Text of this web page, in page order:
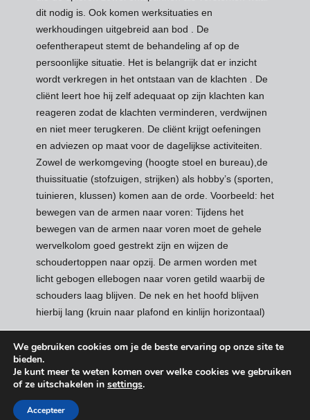
dit nodig is. Ook komen werksituaties en
werkhoudingen uitgebreid aan bod . De
oefentherapeut stemt de behandeling af op de
persoonlijke situatie. Het is belangrijk dat er inzicht
wordt verkregen in het ontstaan van de klachten . De
cliënt leert hoe hij zelf adequaat op zijn klachten kan
reageren zodat de klachten verminderen, verdwijnen
en niet meer terugkeren. De cliënt krijgt oefeningen
en adviezen op maat voor de dagelijkse activiteiten.
Zowel de werkomgeving (hoogte stoel en bureau),de
thuissituatie (stofzuigen, strijken) als hobby’s (sporten,
tuinieren, klussen) komen aan de orde. Voorbeeld: het
bewegen van de armen naar voren: Tijdens het
bewegen van de armen naar voren moet de gehele
wervelkolom goed gestrekt zijn en wijzen de
schoudertoppen naar opzij. De armen worden met
licht gebogen ellebogen naar voren getild waarbij de
schouders laag blijven. De nek en het hoofd blijven
hierbij lang (kruin naar plafond en kinlijn horizontaal)
op
OefenTherapie Parkstad
We gebruiken cookies om je de beste ervaring op onze site te
bieden.
Je kunt meer te weten komen over welke cookies we gebruiken
of ze uitschakelen in settings.
Accepteer